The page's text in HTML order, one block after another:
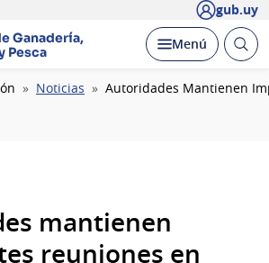
gub.uy
Ganadería,
Pesca
Desplegar
Menú Abrir
Noticias Autoridades Mantienen
mantienen
reuniones en